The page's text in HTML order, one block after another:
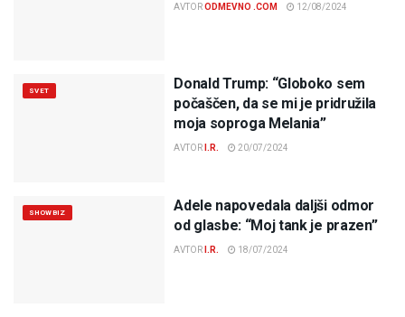
AVTORODMEVNO .COM 12/08/2024
SVET
Donald Trump: “Globoko sem
počaščen, da se mi je pridružila
moja soproga Melania”
AVTOR I.R. 20/07/2024
SHOWBIZ
Adele napovedala daljši odmor
od glasbe: “Moj tank je prazen”
AVTOR I.R. 18/07/2024